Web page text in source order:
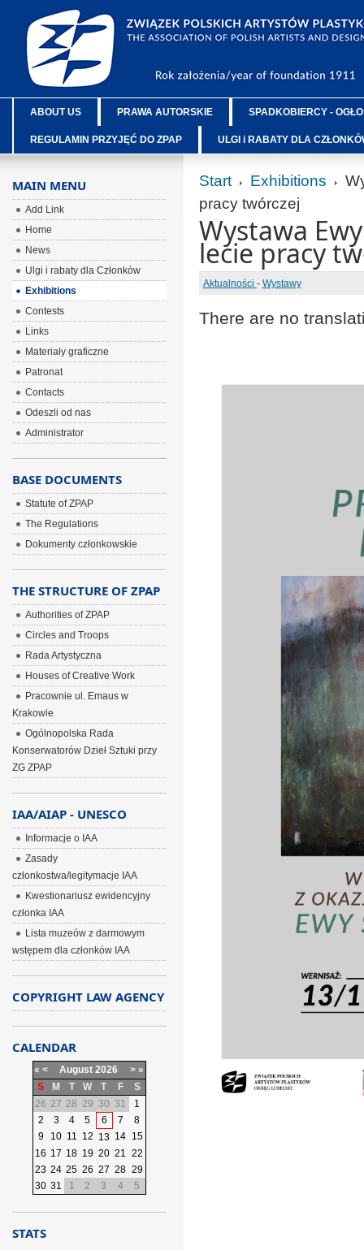
ABOUT US PRAWA AUTORSKIE SPADKOBIERCY -
REGULAMIN PRZYJĘĆ DO ZPAP ULGI i RABATY DLA
Start Exhibitions
pracy twórczej
Wystawa
lecie pracy
Aktualności - Wystawy
There are no
MAIN MENU
Add Link
Home
News
Ulgi i rabaty dla Członków
Exhibitions
Contests
Links
Materiały graficzne
Patronat
Contacts
Odeszli od nas
Administrator
BASE DOCUMENTS
Statute of ZPAP
The Regulations
Dokumenty członkowskie
THE STRUCTURE OF ZPAP
Authorities of ZPAP
Circles and Troops
Rada Artystyczna
Houses of Creative Work
Pracownie ul. Emaus w
Krakowie
Ogólnopolska Rada
Konserwatorów Dzieł Sztuki przy
ZG ZPAP
IAA/AIAP - UNESCO
Informacje o IAA
Zasady
członkostwa/legitymacje IAA
Kwestionariusz ewidencyjny
członka IAA
Lista muzeów z darmowym
wstępem dla członków IAA
COPYRIGHT LAW AGENCY
CALENDAR
« < August 2026 > »
S
M T W T F
S
26 27 28 29 30 31
1
2
3 4 5 6 7
8
9
10 11 12 13 14 15
16 17 18 19 20 21 22
23 24 25 26 27 28 29
30 31 1 2 3 4 5
STATS